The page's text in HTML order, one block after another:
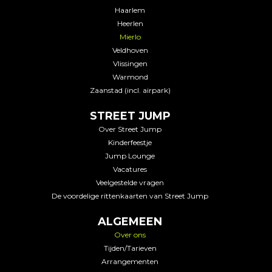
Haarlem
Heerlen
Mierlo
Veldhoven
Vlissingen
Warmond
Zaanstad (incl. airpark)
STREET JUMP
Over Street Jump
Kinderfeestje
Jump Lounge
Vacatures
Veelgestelde vragen
De voordelige rittenkaarten van Street Jump
ALGEMEEN
Over ons
Tijden/Tarieven
Arrangementen